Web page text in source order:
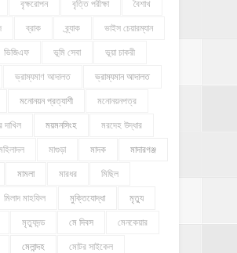
বৃক্ষরোপন বৃত্তি পরীক্ষা বৈশাখ
ব্রাক ব্র্যাক ভাইস চেয়ারম্যান
ভিজিএফ ভূমি সেবা ভূয়া চাকরী
ভ্রাম্যমাণ আদালত ভ্রাম্যমান আদালত
মনোনয়ন প্রত্যাশী মনোনয়নপত্র
ময়মনসিংহ মরদেহ উদ্ধার
মাগুড়া মাদক মাদারগঞ্জ
মামলা মারধর মিছিল
মিলাদ মাহফিল মুক্তিযোদ্ধা মৃত্যু
মৃত্যুদন্ড মে দিবস মেনকেয়ার
মেলান্দহ মোটর সাইকেল